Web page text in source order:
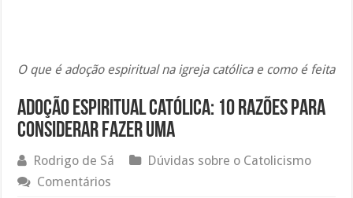
O que é adoção espiritual na igreja católica e como é feita
Adoção espiritual católica: 10 razões para
considerar fazer uma
Rodrigo de Sá
Dúvidas sobre o Catolicismo
Comentários